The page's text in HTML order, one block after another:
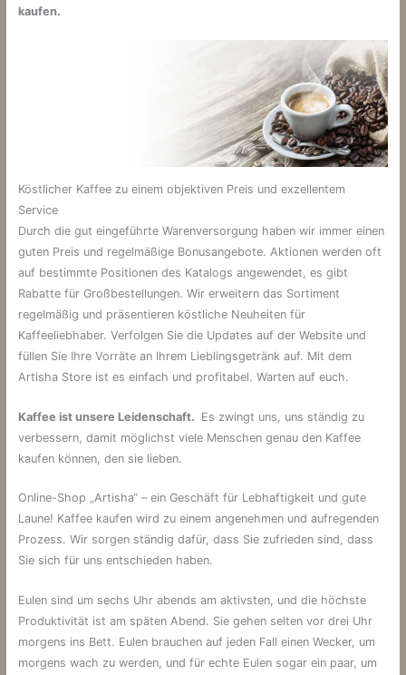
kaufen.
Köstlicher Kaffee zu einem objektiven Preis und exzellentem
Service
Durch die gut eingeführte Warenversorgung haben wir immer einen
guten Preis und regelmäßige Bonusangebote. Aktionen werden oft
auf bestimmte Positionen des Katalogs angewendet, es gibt
Rabatte für Großbestellungen. Wir erweitern das Sortiment
regelmäßig und präsentieren köstliche Neuheiten für
Kaffeeliebhaber. Verfolgen Sie die Updates auf der Website und
füllen Sie Ihre Vorräte an Ihrem Lieblingsgetränk auf. Mit dem
Artisha Store ist es einfach und profitabel. Warten auf euch.
Kaffee ist unsere Leidenschaft. Es zwingt uns, uns ständig zu
verbessern, damit möglichst viele Menschen genau den Kaffee
kaufen können, den sie lieben.
Online-Shop „Artisha“ – ein Geschäft für Lebhaftigkeit und gute
Laune! Kaffee kaufen wird zu einem angenehmen und aufregenden
Prozess. Wir sorgen ständig dafür, dass Sie zufrieden sind, dass
Sie sich für uns entschieden haben.
Eulen sind um sechs Uhr abends am aktivsten, und die höchste
Produktivität ist am späten Abend. Sie gehen selten vor drei Uhr
morgens ins Bett. Eulen brauchen auf jeden Fall einen Wecker, um
morgens wach zu werden, und für echte Eulen sogar ein paar, um